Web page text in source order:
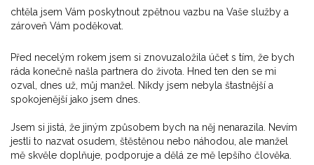
chtěla jsem Vám poskytnout zpětnou vazbu na Vaše služby a
zároveň Vám poděkovat.
Před necelým rokem jsem si znovuzaložila účet s tím, že bych
ráda konečně našla partnera do života. Hned ten den se mi
ozval, dnes už, můj manžel. Nikdy jsem nebyla štastnější a
spokojenější jako jsem dnes.
Jsem si jistá, že jiným způsobem bych na něj nenarazila. Nevím
jestli to nazvat osudem, štěstěnou nebo náhodou, ale manžel
mě skvěle doplňuje, podporuje a dělá ze mě lepšího člověka.